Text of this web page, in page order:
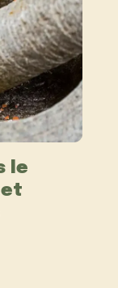
le
et